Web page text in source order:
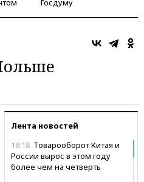
Госдуму
Лента новостей
18:18 Товарооборот Китая и
России вырос в этом году
более чем на четверть